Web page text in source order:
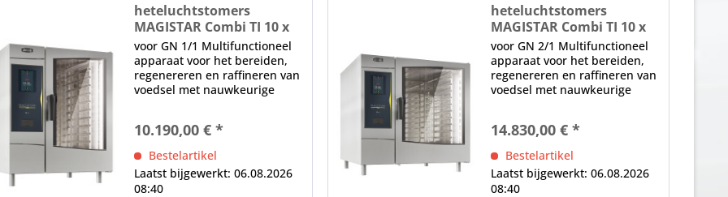
heteluchtstomers
MAGISTAR Combi TI 10 x
GN 1/1-E-3G
voor GN 1/1 Multifunctioneel
apparaat voor het bereiden,
regenereren en raffineren van
voedsel met nauwkeurige
stoomsysteem zonder
stoomketel, tot 300 °C, met
automatische bevochtiging...
10.190,00 € *
Bestelartikel
Laatst bijgewerkt: 06.08.2026
08:40
heteluchtstomers
MAGISTAR Combi TI 10 x
GN 2/1-E-3G
voor GN 2/1 Multifunctioneel
apparaat voor het bereiden,
regenereren en raffineren van
voedsel met nauwkeurige
stoomsysteem zonder
stoomketel, tot 300 °C, met
automatische bevochtiging...
14.830,00 € *
Bestelartikel
Laatst bijgewerkt: 06.08.2026
08:40